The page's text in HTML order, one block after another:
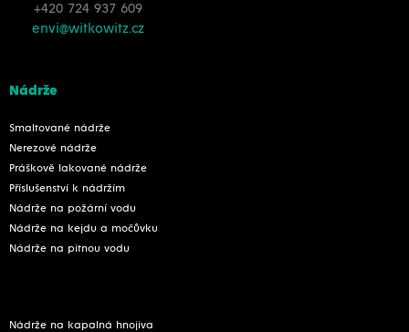
+420 724 937 609
envi@witkowitz.cz
Nádrže
Smaltované nádrže
Nerezové nádrže
Práškově lakované nádrže
Příslušenství k nádržím
Nádrže na požární vodu
Nádrže na kejdu a močůvku
Nádrže na pitnou vodu
Nádrže na kapalná hnojiva